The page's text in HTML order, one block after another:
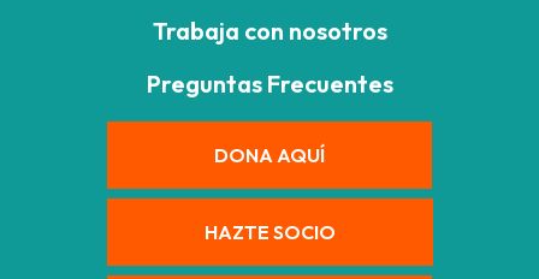
Trabaja con nosotros
Preguntas Frecuentes
DONA AQUÍ
HAZTE SOCIO